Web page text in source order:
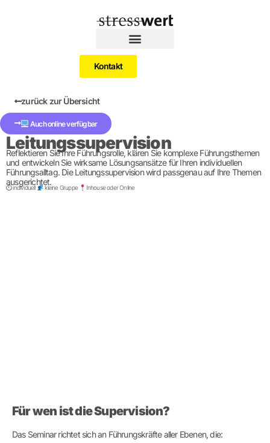
Kontakt
zurück zur Übersicht
Auch online verfügbar
Leitungssupervision
Reflektieren Sie Ihre Führungsrolle, klären Sie komplexe Führungsthemen
und entwickeln Sie wirksame Lösungsansätze für Ihren individuellen
Führungsalltag. Die Leitungssupervision wird passgenau auf Ihre Themen
ausgerichtet.
⏱ individuell kleine Gruppe Inhouse oder Online
Für wen ist die Supervision?
Das Seminar richtet sich an Führungskräfte aller Ebenen, die: